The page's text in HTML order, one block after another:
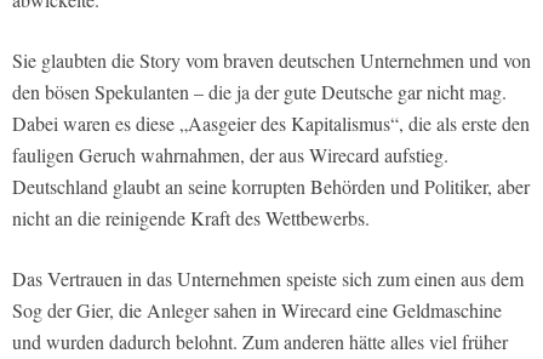
Sie glaubten die Story vom braven deutschen Unternehmen und von
den bösen Spekulanten – die ja der gute Deutsche gar nicht mag.
Dabei waren es diese „Aasgeier des Kapitalismus“, die als erste den
fauligen Geruch wahrnahmen, der aus Wirecard aufstieg.
Deutschland glaubt an seine korrupten Behörden und Politiker, aber
nicht an die reinigende Kraft des Wettbewerbs.
Das Vertrauen in das Unternehmen speiste sich zum einen aus dem
Sog der Gier, die Anleger sahen in Wirecard eine Geldmaschine
und wurden dadurch belohnt. Zum anderen hätte alles viel früher